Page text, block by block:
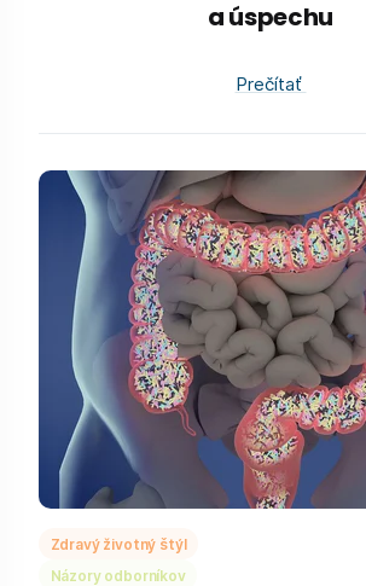
a úspechu
Prečítať
Zdravý životný štýl
Názory odborníkov